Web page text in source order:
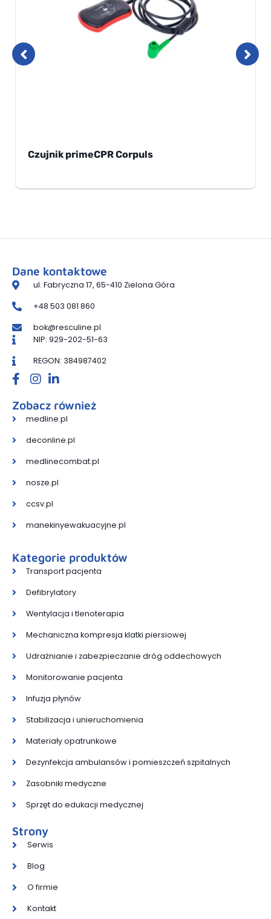
Czujnik primeCPR Corpuls
Dane kontaktowe
ul. Fabryczna 17, 65-410 Zielona Góra
+48 503 081 860
bok@resculine.pl
NIP: 929-202-51-63
REGON: 384987402
Zobacz również
medline.pl
deconline.pl
medlinecombat.pl
nosze.pl
ccsv.pl
manekinyewakuacyjne.pl
Kategorie produktów
Transport pacjenta
Defibrylatory
Wentylacja i tlenoterapia
Mechaniczna kompresja klatki piersiowej
Udrażnianie i zabezpieczanie dróg oddechowych
Monitorowanie pacjenta
Infuzja płynów
Stabilizacja i unieruchomienia
Materiały opatrunkowe
Dezynfekcja ambulansów i pomieszczeń szpitalnych
Zasobniki medyczne
Sprzęt do edukacji medycznej
Strony
Serwis
Blog
O firmie
Kontakt